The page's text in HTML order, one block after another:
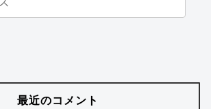
最近のコメント